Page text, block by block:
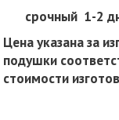
срочный 1-2
Цена указана за
подушки
стоимости